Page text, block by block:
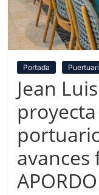
Portada
Jean
avances